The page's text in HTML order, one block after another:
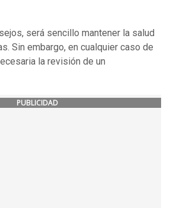
será sencillo mantener la salud
Sin embargo, en cualquier caso de
la revisión de un
PUBLICIDAD